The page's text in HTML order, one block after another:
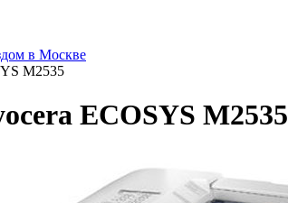
в Москве
M2535
ECOSYS M2535